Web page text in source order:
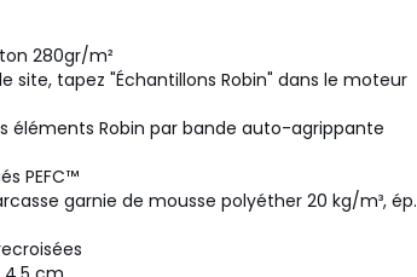
280gr/m²
site, tapez "Échantillons Robin" dans le moteur
éléments Robin par bande auto-agrippante
PEFC™
garnie de mousse polyéther 20 kg/m³, ép.